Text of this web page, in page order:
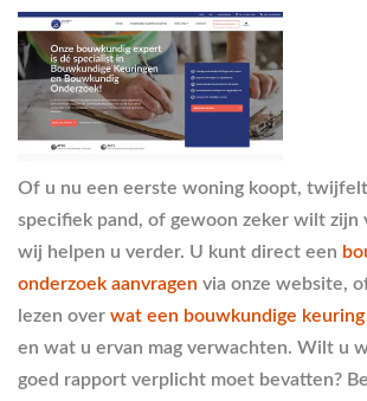
Of u nu een eerste woning koopt,
specifiek pand, of gewoon zeker wilt zijn
wij helpen u verder. U kunt direct een
onderzoek aanvragen via onze website,
lezen over wat een bouwkundige
en wat u ervan mag verwachten. Wilt u
goed rapport verplicht moet bevatten?